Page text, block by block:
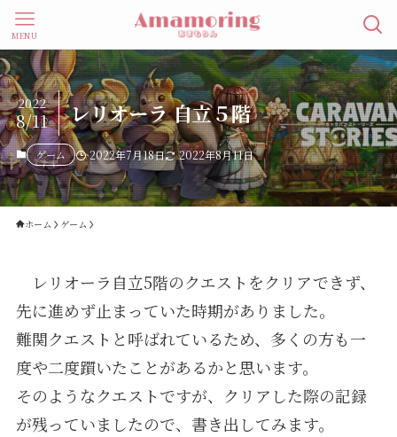
MENU
レリオーラ 自立５階
2022
8/11
ゲーム 2022年7月18日 2022年8月11日
ホーム ゲーム
レリオーラ自立5階のクエストをクリアできず、
先に進めず止まっていた時期がありました。
難関クエストと呼ばれているため、多くの方も一
度や二度躓いたことがあるかと思います。
そのようなクエストですが、クリアした際の記録
が残っていましたので、書き出してみます。